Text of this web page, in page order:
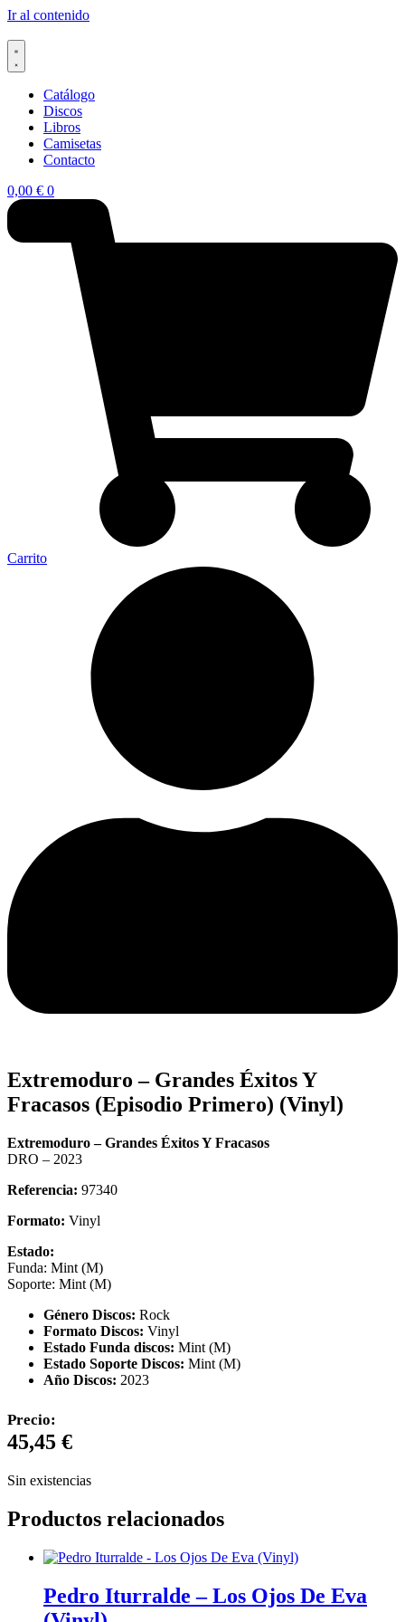
Ir al contenido
Catálogo
Discos
Libros
Camisetas
Contacto
0,00 € 0
Carrito
Extremoduro – Grandes Éxitos Y
Fracasos (Episodio Primero) (Vinyl)
Extremoduro – Grandes Éxitos Y Fracasos
DRO – 2023
Referencia: 97340
Formato: Vinyl
Estado:
Funda: Mint (M)
Soporte: Mint (M)
Género Discos: Rock
Formato Discos: Vinyl
Estado Funda discos: Mint (M)
Estado Soporte Discos: Mint (M)
Año Discos: 2023
Precio:
45,45 €
Sin existencias
Productos relacionados
Pedro Iturralde – Los Ojos De Eva